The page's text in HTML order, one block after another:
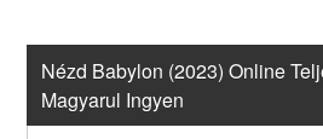
Nézd Babylon (2023) Online
Magyarul Ingyen